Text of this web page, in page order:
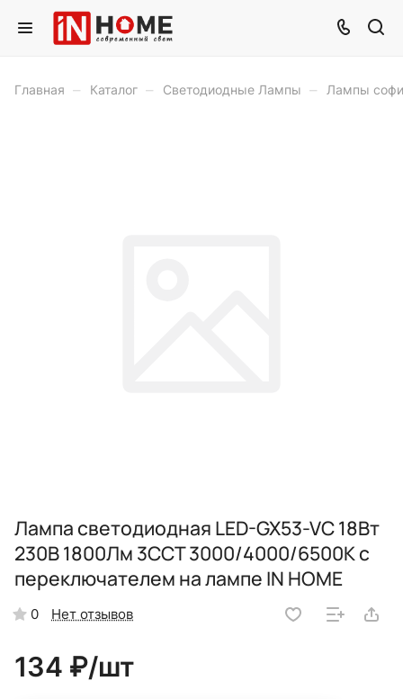
Главная – Каталог – Светодиодные Лампы – Лампы
Лампа светодиодная LED-GX53-VC 18Вт
230В 1800Лм 3ССТ 3000/4000/6500К с
переключателем на лампе IN HOME
0 Нет отзывов
134 ₽/шт